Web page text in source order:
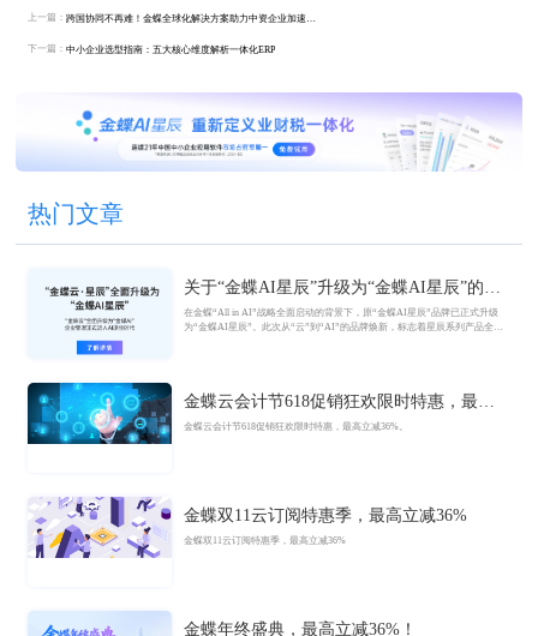
上一篇： 跨国协同不再难！金蝶全球化解决方案助力中资企业加速出海
下一篇：中小企业选型指南：五大核心维度解析一体化ERP
热门文章
关于“金蝶AI星辰”升级为“金蝶AI星辰”的官
方公告
在金蝶“All in AI”战略全面启动的背景下，原“金蝶AI星辰”品牌已正式升级
为“金蝶AI星辰”。此次从“云”到“AI”的品牌焕新，标志着星辰系列产品全面
金蝶云会计节618促销狂欢限时特惠，最高
立减36%
金蝶云会计节618促销狂欢限时特惠，最高立减36%。
金蝶双11云订阅特惠季，最高立减36%
金蝶双11云订阅特惠季，最高立减36%
金蝶年终盛典，最高立减36%！